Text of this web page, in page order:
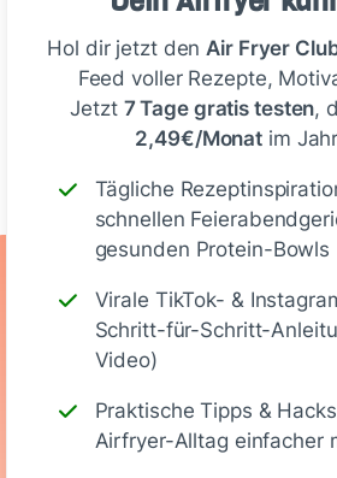
Hol dir jetzt denAir Fryer
Feed voller Rezepte,
Jetzt 7 Tage gratis testen,
2,49€/Monat im
Tägliche
schnellen
gesunden Protein-Bowls
Virale TikTok- &
Schritt-für-Schritt-
Video)
Praktische Tipps &
Airfryer-Alltag einfacher
Ernährungswerte
270 3 g